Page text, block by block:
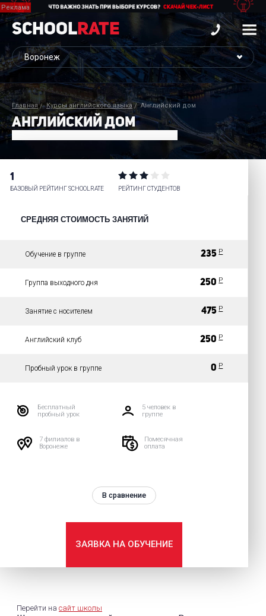
School Rate
Главная Курсы английского языка Английский дом
АНГЛИЙСКИЙ ДОМ
1
БАЗОВЫЙ РЕЙТИНГ SCHOOLRATE РЕЙТИНГ СТУДЕНТОВ
СРЕДНЯЯ СТОИМОСТЬ ЗАНЯТИЙ
Обучение в группе 235 Р
Группа выходного дня 250 Р
Занятие с носителем 475 Р
Английский клуб 250 Р
Пробный урок в группе 0 Р
Бесплатный
пробный урок
5 человек в
группе
7 филиалов в
Воронеже
Помесячная
оплата
ЗАЯВКА НА ОБУЧЕНИЕ
В сравнение
Перейти на сайт школы